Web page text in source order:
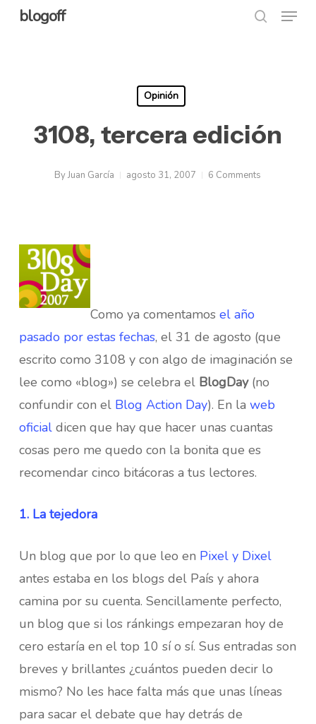
Skipblogoff Menu
Opinión
3108, tercera edición
ByJuan García agosto 31, 2007 6 Comments
Como ya comentamos el año
pasado por estas fechas, el 31 de agosto (que
escrito como 3108 y con algo de imaginación se
lee como «blog») se celebra el BlogDay(no
confundir con el Blog Action Day). En la web
oficialdicen que hay que hacer unas cuantas
cosas pero me quedo con la bonita que es
recomendar cinco bitácoras a tus lectores.
1. La tejedora
Un blog que por lo que leo en Pixel y Dixel
antes estaba en los blogs del País y ahora
camina por su cuenta. Sencillamente perfecto,
un blog que si los ránkings empezaran hoy de
cero estaría en el top 10 sí o sí. Sus entradas son
breves y brillantes ¿cuántos pueden decir lo
mismo? No les hace falta más que unas líneas
para sacar el debate que hay detrás de